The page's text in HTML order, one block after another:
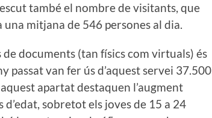
també el nombre de visitants, que
mitjana de 546 persones al dia.
documents (tan físics com virtuals) és
passat van fer ús d’aquest servei 37.500
apartat destaquen l’augment
sobretot els joves de 15 a 24